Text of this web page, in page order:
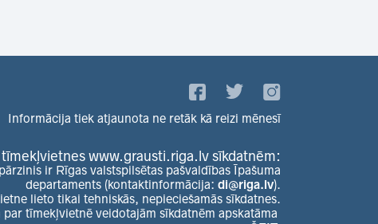
Informācija tiek atjaunota ne retāk kā reizi mēnesī
tīmekļvietnes www.grausti.riga.lv sīkdatnēm:
ir Rīgas valstspilsētas pašvaldības Īpašuma
departaments (kontaktinformācija: di@riga.lv).
lieto tikai tehniskās, nepieciešamās sīkdatnes.
tīmekļvietnē veidotajām sīkdatnēm apskatāma